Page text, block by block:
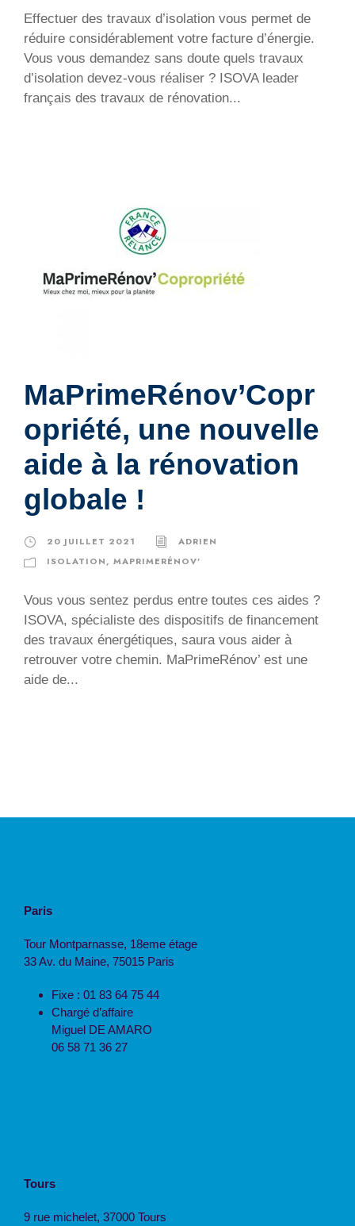
Effectuer des travaux d’isolation vous permet de
réduire considérablement votre facture d’énergie.
Vous vous demandez sans doute quels travaux
d’isolation devez-vous réaliser ? ISOVA leader
français des travaux de rénovation...
MaPrimeRénov’Copr
opriété, une nouvelle
aide à la rénovation
globale !
20 JUILLET 2021
ADRIEN
ISOLATION, MAPRIMERÉNOV’
Vous vous sentez perdus entre toutes ces aides ?
ISOVA, spécialiste des dispositifs de financement
des travaux énergétiques, saura vous aider à
retrouver votre chemin. MaPrimeRénov’ est une
aide de...
Paris
Tour Montparnasse, 18eme étage
33 Av. du Maine, 75015 Paris
Fixe : 01 83 64 75 44
Chargé d’affaire
Miguel DE AMARO
06 58 71 36 27
Tours
9 rue michelet, 37000 Tours